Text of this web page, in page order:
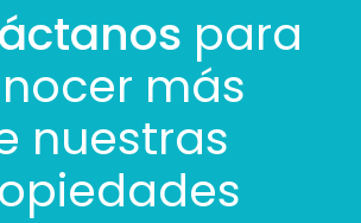
para
más
nuestras